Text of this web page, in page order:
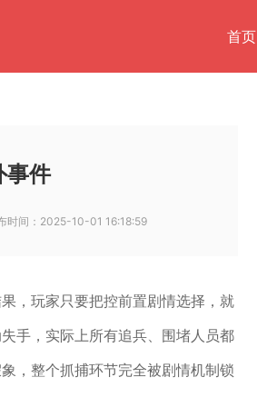
首页
事件
时间： 2025-10-01 16:18:59
，玩家只要把控前置剧情选择，就
手，实际上所有追兵、围堵人员都
，整个抓捕环节完全被剧情机制锁